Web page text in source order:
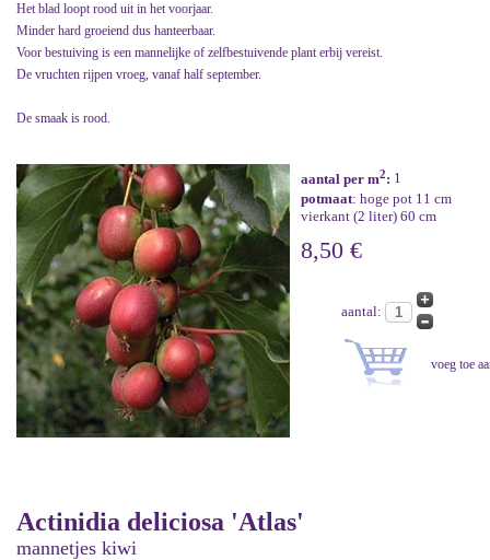
Het blad loopt rood uit in het voorjaar.
Minder hard groeiend dus hanteerbaar.
Voor bestuiving is een mannelijke of zelfbestuivende plant erbij vereist.
De vruchten rijpen vroeg, vanaf half september.
De smaak is rood.
aantal per m2: 1
potmaat: hoge pot 11 cm
vierkant (2 liter) 60 cm
8,50 €
aantal:
Actinidia deliciosa 'Atlas'
mannetjes kiwi